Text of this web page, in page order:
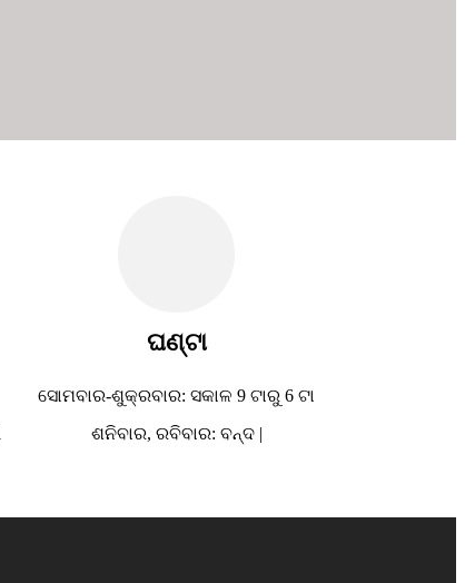
ଘଣ୍ଟା
ସୋମବାର-ଶୁକ୍ରବାର: ସକାଳ 9 ଟାରୁ 6 ଟା
ଶନିବାର, ରବିବାର: ବନ୍ଦ |